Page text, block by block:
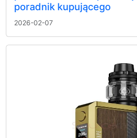
poradnik kupującego
2026-02-07